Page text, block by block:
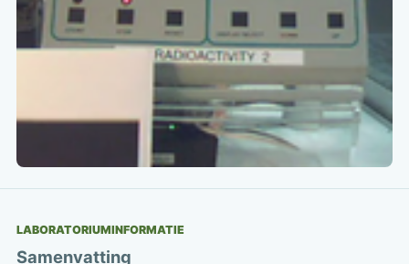
LABORATORIUMINFORMATIE
Samenvatting